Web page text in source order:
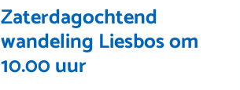
Zaterdagochtend
wandeling Liesbos om
10.00 uur